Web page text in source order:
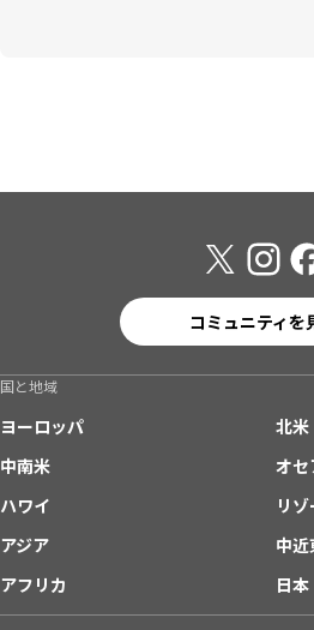
コミュニティを
国と地域
ヨーロッパ
北米
中南米
オセ
ハワイ
リ
アジア
中近
アフリカ
日本